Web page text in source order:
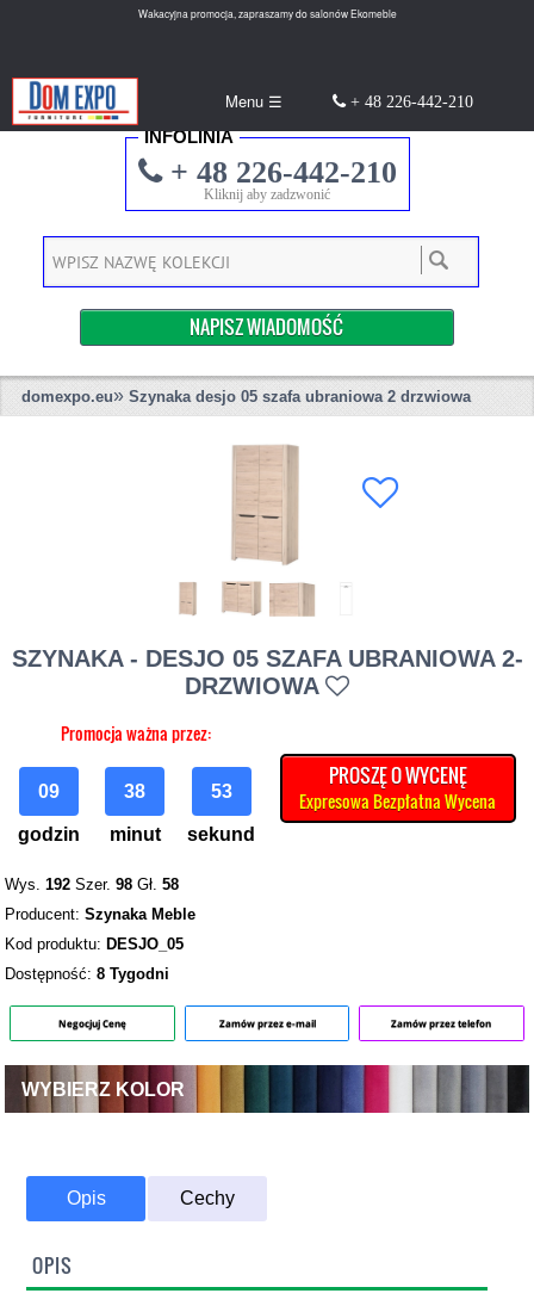
Wakacyjna promocja, zapraszamy do salonów Ekomeble
Menu ☰ + 48 226-442-210
INFOLINIA
+ 48 226-442-210
Kliknij aby zadzwonić
NAPISZ WIADOMOŚĆ
domexpo.eu» Szynaka desjo 05 szafa ubraniowa 2 drzwiowa
SZYNAKA - DESJO 05 SZAFA UBRANIOWA 2-
DRZWIOWA
Promocja ważna przez:
09
godzin
38
minut
52
sekund
PROSZĘ O WYCENĘ
Expresowa Bezpłatna Wycena
Wys.192 Szer.98 Gł.58
Producent:Szynaka Meble
Kod produktu: DESJO_05
Dostępność:8 Tygodni
Negocjuj Cenę Zamów przez e-mail Zamów przez telefon
WYBIERZ KOLOR
Opis Cechy
OPIS